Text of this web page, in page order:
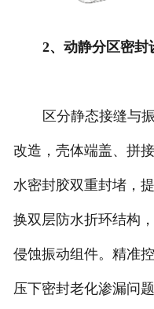
2、动静分区密封
区分静态接缝与
改造，壳体端盖、拼
水密封胶双重封堵，
换双层防水折环结构
侵蚀振动组件。精准
压下密封老化渗漏问